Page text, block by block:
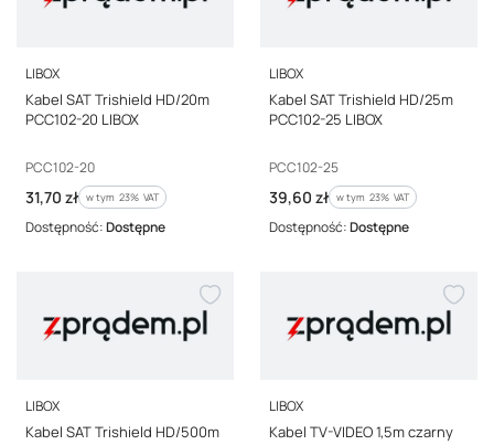
PRODUCENT
LIBOX
Kabel SAT Trishield HD/20m
PCC102-20 LIBOX
Kod producenta
PCC102-20
Cena brutto
31,70 zł w tym %s VAT
w tym 23% VAT
Dostępność:Dostępne
PRODUCENT
LIBOX
Kabel SAT Trishield HD/25m
PCC102-25 LIBOX
Kod producenta
PCC102-25
Cena brutto
39,60 zł w tym %s VAT
w tym 23% VAT
Dostępność:Dostępne
PRODUCENT
LIBOX
Kabel SAT Trishield HD/500m
PRODUCENT
LIBOX
Kabel TV-VIDEO 1,5m czarny